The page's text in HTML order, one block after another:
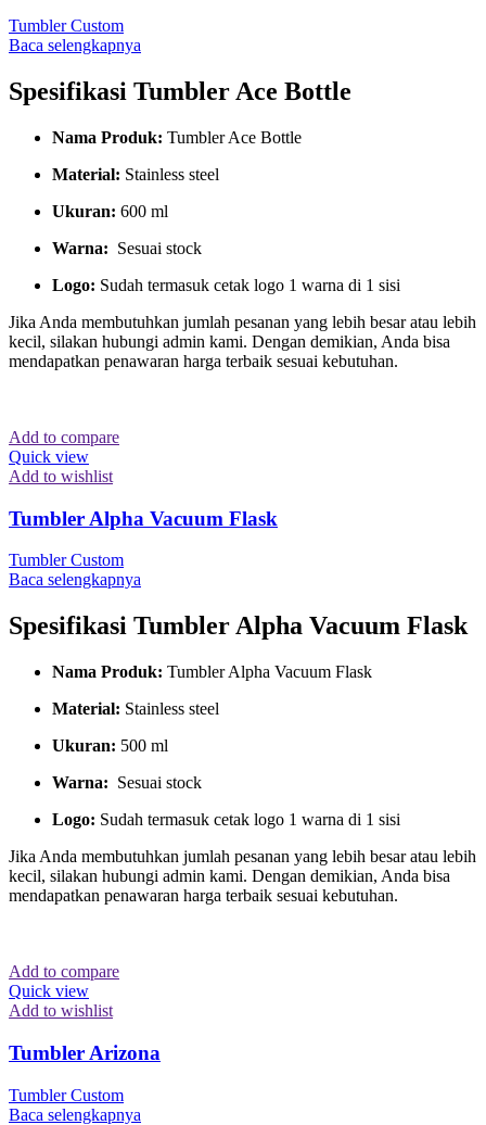
Tumbler Custom
Baca selengkapnya
Spesifikasi Tumbler Ace Bottle
Nama Produk: Tumbler Ace Bottle
Material: Stainless steel
Ukuran: 600 ml
Warna: Sesuai stock
Logo: Sudah termasuk cetak logo 1 warna di 1 sisi
Jika Anda membutuhkan jumlah pesanan yang lebih besar atau lebih
kecil, silakan hubungi admin kami. Dengan demikian, Anda bisa
mendapatkan penawaran harga terbaik sesuai kebutuhan.
Add to compare
Quick view
Add to wishlist
Tumbler Alpha Vacuum Flask
Tumbler Custom
Baca selengkapnya
Spesifikasi Tumbler Alpha Vacuum Flask
Nama Produk: Tumbler Alpha Vacuum Flask
Material: Stainless steel
Ukuran: 500 ml
Warna: Sesuai stock
Logo: Sudah termasuk cetak logo 1 warna di 1 sisi
Jika Anda membutuhkan jumlah pesanan yang lebih besar atau lebih
kecil, silakan hubungi admin kami. Dengan demikian, Anda bisa
mendapatkan penawaran harga terbaik sesuai kebutuhan.
Add to compare
Quick view
Add to wishlist
Tumbler Arizona
Tumbler Custom
Baca selengkapnya